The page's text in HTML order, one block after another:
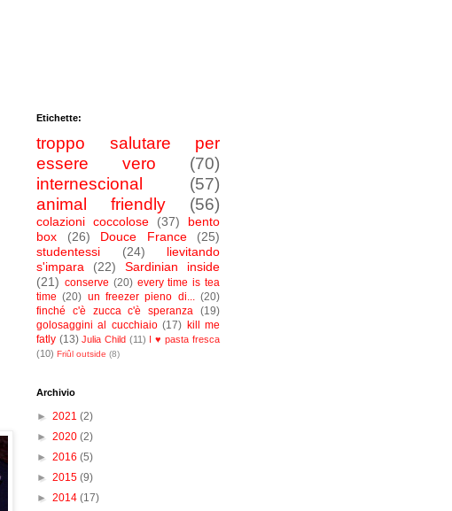
Etichette:
troppo salutare per
essere vero
(70)
internescional
(57)
animal friendly
(56)
colazioni coccolose (37)
bento
box
(26) Douce France
(25)
studentessi
(24)
lievitando
s'impara
(22)
Sardinian inside
(21) conserve (20) every time is tea
time (20) un freezer pieno di... (20)
finché c'è zucca c'è speranza (19)
golosaggini al cucchiaio (17) kill me
fatly (13) Julia Child (11)
I ♥ pasta fresca
(10) Friûl outside (8)
Archivio
► 2021 (2)
► 2020 (2)
► 2016 (5)
► 2015 (9)
► 2014 (17)